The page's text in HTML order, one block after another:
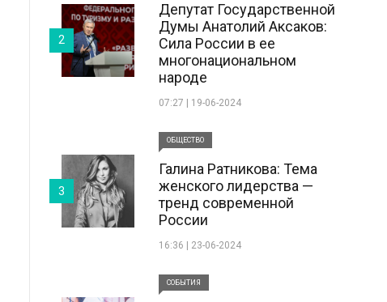
Депутат Государственной
Думы Анатолий Аксаков:
Сила России в ее
многонациональном
народе
07:27 | 19-06-2024
2
ОБЩЕСТВО
Галина Ратникова: Тема
женского лидерства —
тренд современной
России
16:36 | 23-06-2024
3
СОБЫТИЯ